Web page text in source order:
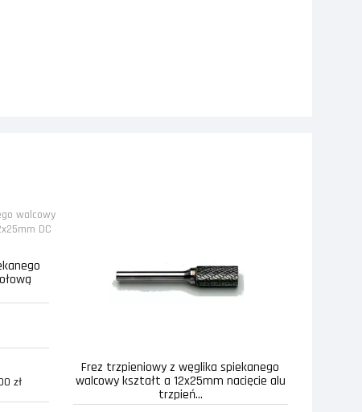
zł
Frez trzpieniowy z węglika spiekanego
walcowy kształt a 12x25mm nacięcie alu
trzpień...